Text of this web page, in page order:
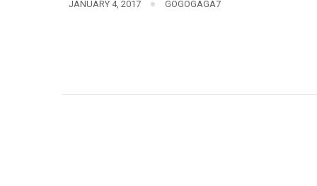
JANUARY 4, 2017 GOGOGAGA7